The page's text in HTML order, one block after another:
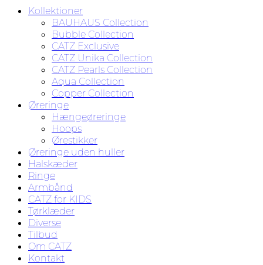
Kollektioner
BAUHAUS Collection
Bubble Collection
CATZ Exclusive
CATZ Unika Collection
CATZ Pearls Collection
Aqua Collection
Copper Collection
Øreringe
Hængeøreringe
Hoops
Ørestikker
Øreringe uden huller
Halskæder
Ringe
Armbånd
CATZ for KIDS
Tørklæder
Diverse
Tilbud
Om CATZ
Kontakt